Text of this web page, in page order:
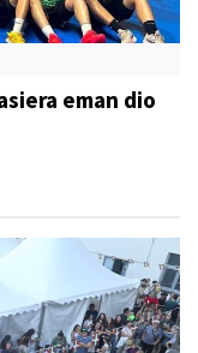
eman dio